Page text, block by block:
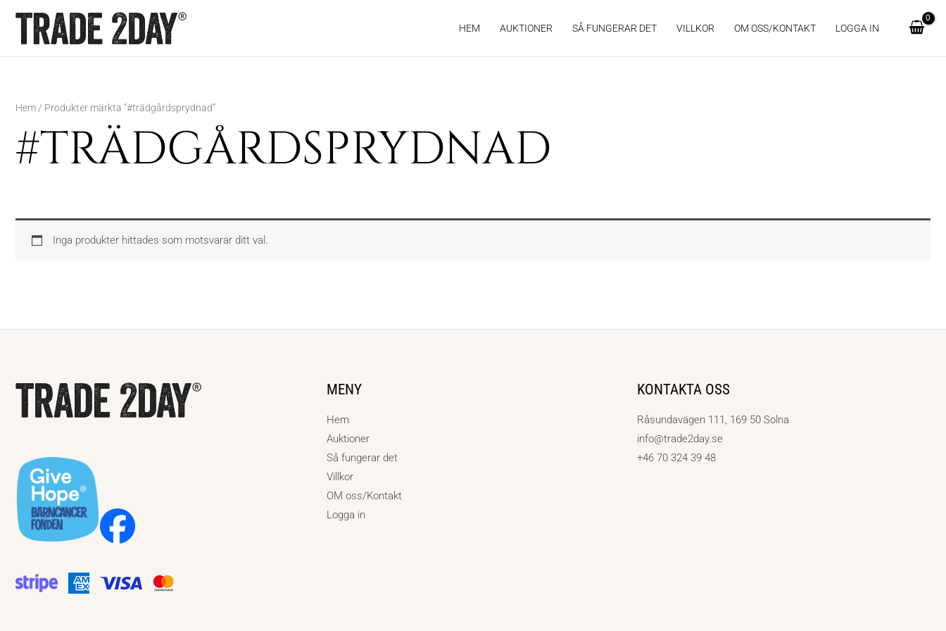
innehåll
HEM AUKTIONER SÅ FUNGERAR DET VILLKOR OM OSS/KONTAKT LOGGA IN
Hem / Produkter märkta ”#trädgårdsprydnad”
#TRÄDGÅRDSPRYDNAD
Inga produkter hittades som motsvarar ditt val.
MENY
Hem
Auktioner
Så fungerar det
Villkor
OM oss/Kontakt
Logga in
KONTAKTA OSS
Råsundavägen 111, 169 50 Solna
info@trade2day.se
+46 70 324 39 48